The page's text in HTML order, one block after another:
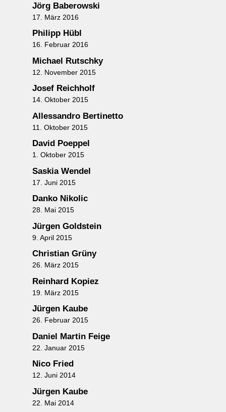
Jörg Baberowski
17. März 2016
Philipp Hübl
16. Februar 2016
Michael Rutschky
12. November 2015
Josef Reichholf
14. Oktober 2015
Allessandro Bertinetto
11. Oktober 2015
David Poeppel
1. Oktober 2015
Saskia Wendel
17. Juni 2015
Danko Nikolic
28. Mai 2015
Jürgen Goldstein
9. April 2015
Christian Grüny
26. März 2015
Reinhard Kopiez
19. März 2015
Jürgen Kaube
26. Februar 2015
Daniel Martin Feige
22. Januar 2015
Nico Fried
12. Juni 2014
Jürgen Kaube
22. Mai 2014